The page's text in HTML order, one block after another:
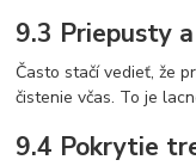
9.3 Priepusty
Často stačí vedieť, že
čistenie včas. To je
9.4 Pokrytie